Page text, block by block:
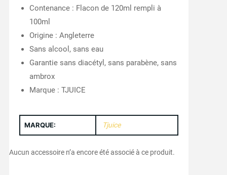
Contenance : Flacon de 120ml rempli à
100ml
Origine : Angleterre
Sans alcool, sans eau
Garantie sans diacétyl, sans parabène, sans
ambrox
Marque : TJUICE
MARQUE: Tjuice
Aucun accessoire n’a encore été associé à ce produit.